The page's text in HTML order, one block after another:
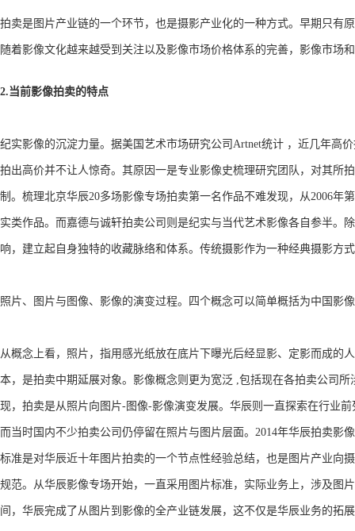
拍卖是图片产业链的一个环节，也是摄影产业化的一种方式。早期只有
随着影像文化越来越受到关注以及影像市场价格体系的完善，影像市场
2.当前影像拍卖的特点
纪实影像的沉淀力量。据美国艺术市场研究公司Artnet统计 ，近几年高
拍出高价并不让人惊奇。其原因一是专业影像史梳理研究团队，对其所
制。梳理北京华辰20多场影像专场拍卖第一名作品不难发现，从2006年
实类作品。而嘉德与诚轩拍卖公司则是纪实与当代艺术影像各自参半。
响，建立起自身独特的收藏脉络和体系。传统摄影作为一种经典摄影方
照片、图片与图像、影像的演变过程。四个概念可以简单概括为中国影
从概念上看，照片，指用感光纸放在底片下曝光后经显影、定影而成的
本，是拍卖中期延展对象。影像概念则更为宽泛 ,包括现在各拍卖公司
现，拍卖是从照片向图片-图像-影像演变发展。华辰则一直探索在行业
而当时国内不少拍卖公司仍停留在照片与图片层面。2014年华辰拍卖
标准是对华辰近十年图片拍卖的一个节点性经验总结，也是图片产业向
规范。从华辰影像专场开始，一直采用图片标准，实际业务上，涉及图
间，华辰完成了从图片到影像的全产业链发展，这不仅是华辰业务的